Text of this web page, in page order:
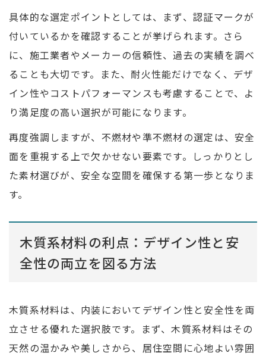
具体的な選定ポイントとしては、まず、認証マークが
付いているかを確認することが挙げられます。さら
に、施工業者やメーカーの信頼性、過去の実績を調べ
ることも大切です。また、耐火性能だけでなく、デザ
イン性やコストパフォーマンスも考慮することで、よ
り満足度の高い選択が可能になります。
再度強調しますが、不燃材や準不燃材の選定は、安全
面を重視する上で欠かせない要素です。しっかりとし
た素材選びが、安全な空間を確保する第一歩となりま
す。
木質系材料の利点：デザイン性と安
全性の両立を図る方法
木質系材料は、内装においてデザイン性と安全性を両
立させる優れた選択肢です。まず、木質系材料はその
天然の温かみや美しさから、居住空間に心地よい雰囲